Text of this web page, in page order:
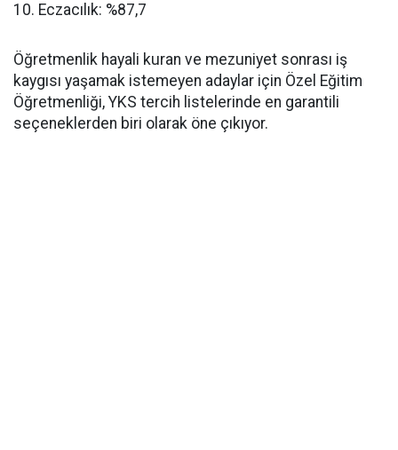
​10. Eczacılık: %87,7
​Öğretmenlik hayali kuran ve mezuniyet sonrası iş
kaygısı yaşamak istemeyen adaylar için Özel Eğitim
Öğretmenliği, YKS tercih listelerinde en garantili
seçeneklerden biri olarak öne çıkıyor.